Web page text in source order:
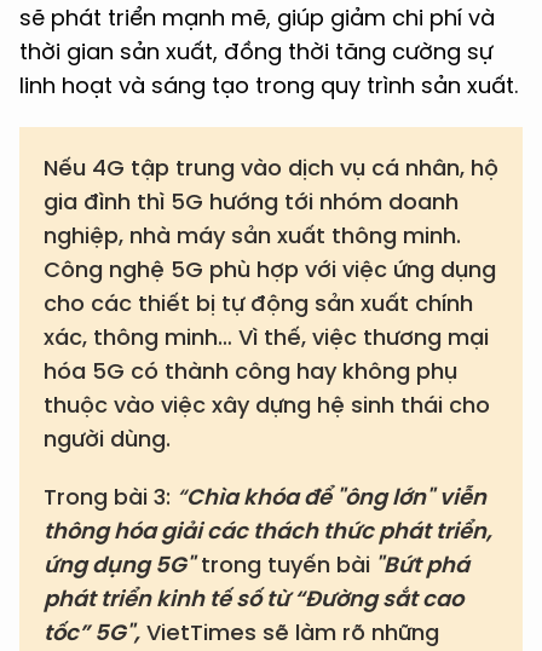
sẽ phát triển mạnh mẽ, giúp giảm chi phí và
thời gian sản xuất, đồng thời tăng cường sự
linh hoạt và sáng tạo trong quy trình sản xuất.
Nếu 4G tập trung vào dịch vụ cá nhân, hộ
gia đình thì 5G hướng tới nhóm doanh
nghiệp, nhà máy sản xuất thông minh.
Công nghệ 5G phù hợp với việc ứng dụng
cho các thiết bị tự động sản xuất chính
xác, thông minh… Vì thế, việc thương mại
hóa 5G có thành công hay không phụ
thuộc vào việc xây dựng hệ sinh thái cho
người dùng.
Trong bài 3: “Chìa khóa để "ông lớn" viễn
thông hóa giải các thách thức phát triển,
ứng dụng 5G"trong tuyến bài "Bứt phá
phát triển kinh tế số từ “Đường sắt cao
tốc” 5G", VietTimes sẽ làm rõ những